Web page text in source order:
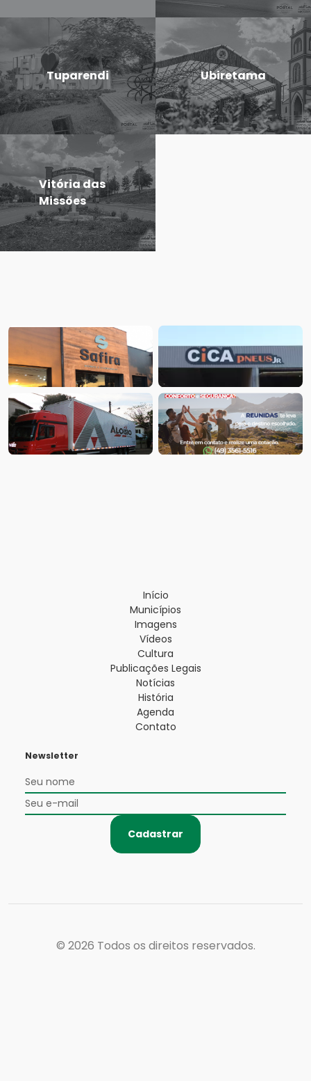
Tuparendi Ubiretama
Vitória das
Missões
Início
Municípios
Imagens
Vídeos
Cultura
Publicações Legais
Notícias
História
Agenda
Contato
Newsletter
Cadastrar
© 2026 Todos os direitos reservados.